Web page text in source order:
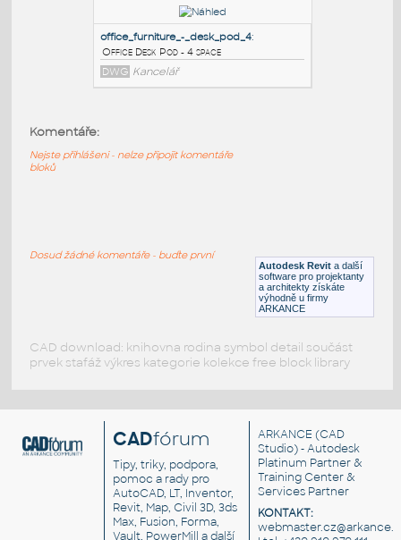
Executive Desk:
Ředitelský stůl
DWG Kancelář
Office Desk Pod - 4 space
Autodesk Revit a další
software pro projektanty
a architekty získáte
výhodně u firmy
ARKANCE
Komentáře:
Nejste přihlášeni - nelze připojit komentáře
bloků
Dosud žádné komentáře - buďte první
CAD download: knihovna rodina symbol detail součást
prvek stafáž výkres kategorie kolekce free block library
CADfórum
Tipy, triky, podpora,
pomoc a rady pro
AutoCAD, LT, Inventor,
Revit, Map, Civil 3D, 3ds
Max, Fusion, Forma,
Vault, PowerMill a další
ARKANCE (CAD
Studio) - Autodesk
Platinum Partner &
Training Center &
Services Partner
KONTAKT: